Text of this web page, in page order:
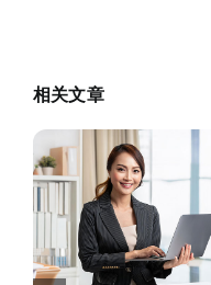
相关文章